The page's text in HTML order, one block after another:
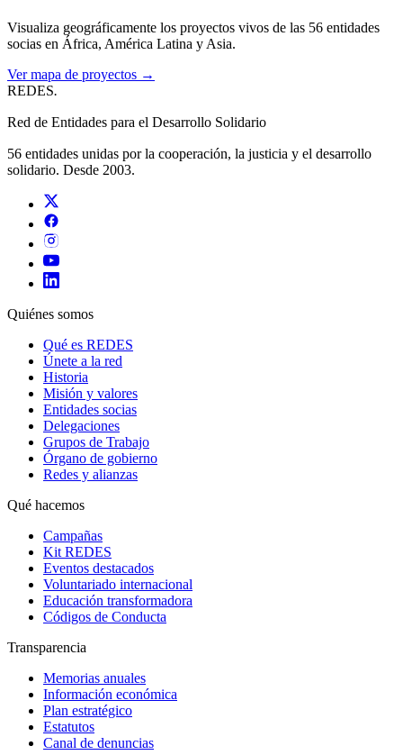
Visualiza geográficamente los proyectos vivos de las 56 entidades
socias en África, América Latina y Asia.
Ver mapa de proyectos →
REDES.
Red de Entidades para el Desarrollo Solidario
56 entidades unidas por la cooperación, la justicia y el desarrollo
solidario. Desde 2003.
Quiénes somos
Qué es REDES
Únete a la red
Historia
Misión y valores
Entidades socias
Delegaciones
Grupos de Trabajo
Órgano de gobierno
Redes y alianzas
Qué hacemos
Campañas
Kit REDES
Eventos destacados
Voluntariado internacional
Educación transformadora
Códigos de Conducta
Transparencia
Memorias anuales
Información económica
Plan estratégico
Estatutos
Canal de denuncias